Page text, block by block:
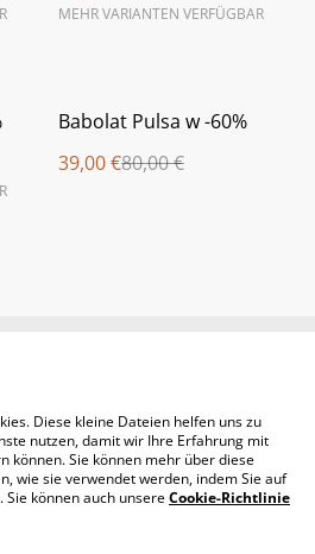
MEHR VARIANTEN VERFÜGBAR
%
Babolat Pulsa w -60%
39,00 €80,00 €
Privacy Policy
Policy
Diese kleine Dateien helfen uns zu
nutzen, damit wir Ihre Erfahrung mit
können. Sie können mehr über diese
wie sie verwendet werden, indem Sie auf
Sie können auch unsereCookie-Richtlinie